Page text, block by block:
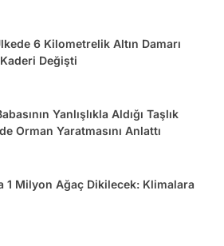
6 Kilometrelik Altın Damarı
Değişti
Yanlışlıkla Aldığı Taşlık
Orman Yaratmasını Anlattı
1 Milyon Ağaç Dikilecek: Klimalara